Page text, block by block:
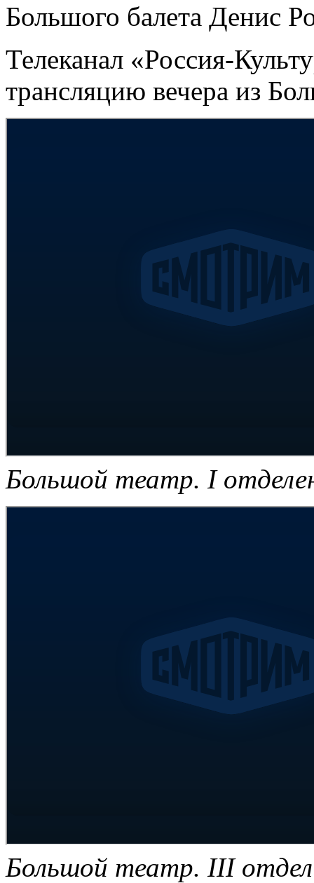
Большого балета Денис
Телеканал «Россия-
трансляцию вечера из
Большой театр. I
Большой театр. III